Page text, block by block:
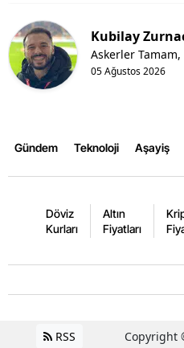
Kubilay
05 Ağustos 2026
Askerler
Gündem Teknoloji Aşayiş
Döviz
Kurları
Altın
Fiyatları
RSS Copyright